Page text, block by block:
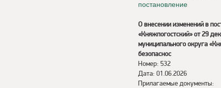
постановление
О внесении изменений в
«Княжпогостский» от 29
муниципального округа
безопаснос
Номер: 532
Дата: 01.06.2026
Прилагаемые документы: